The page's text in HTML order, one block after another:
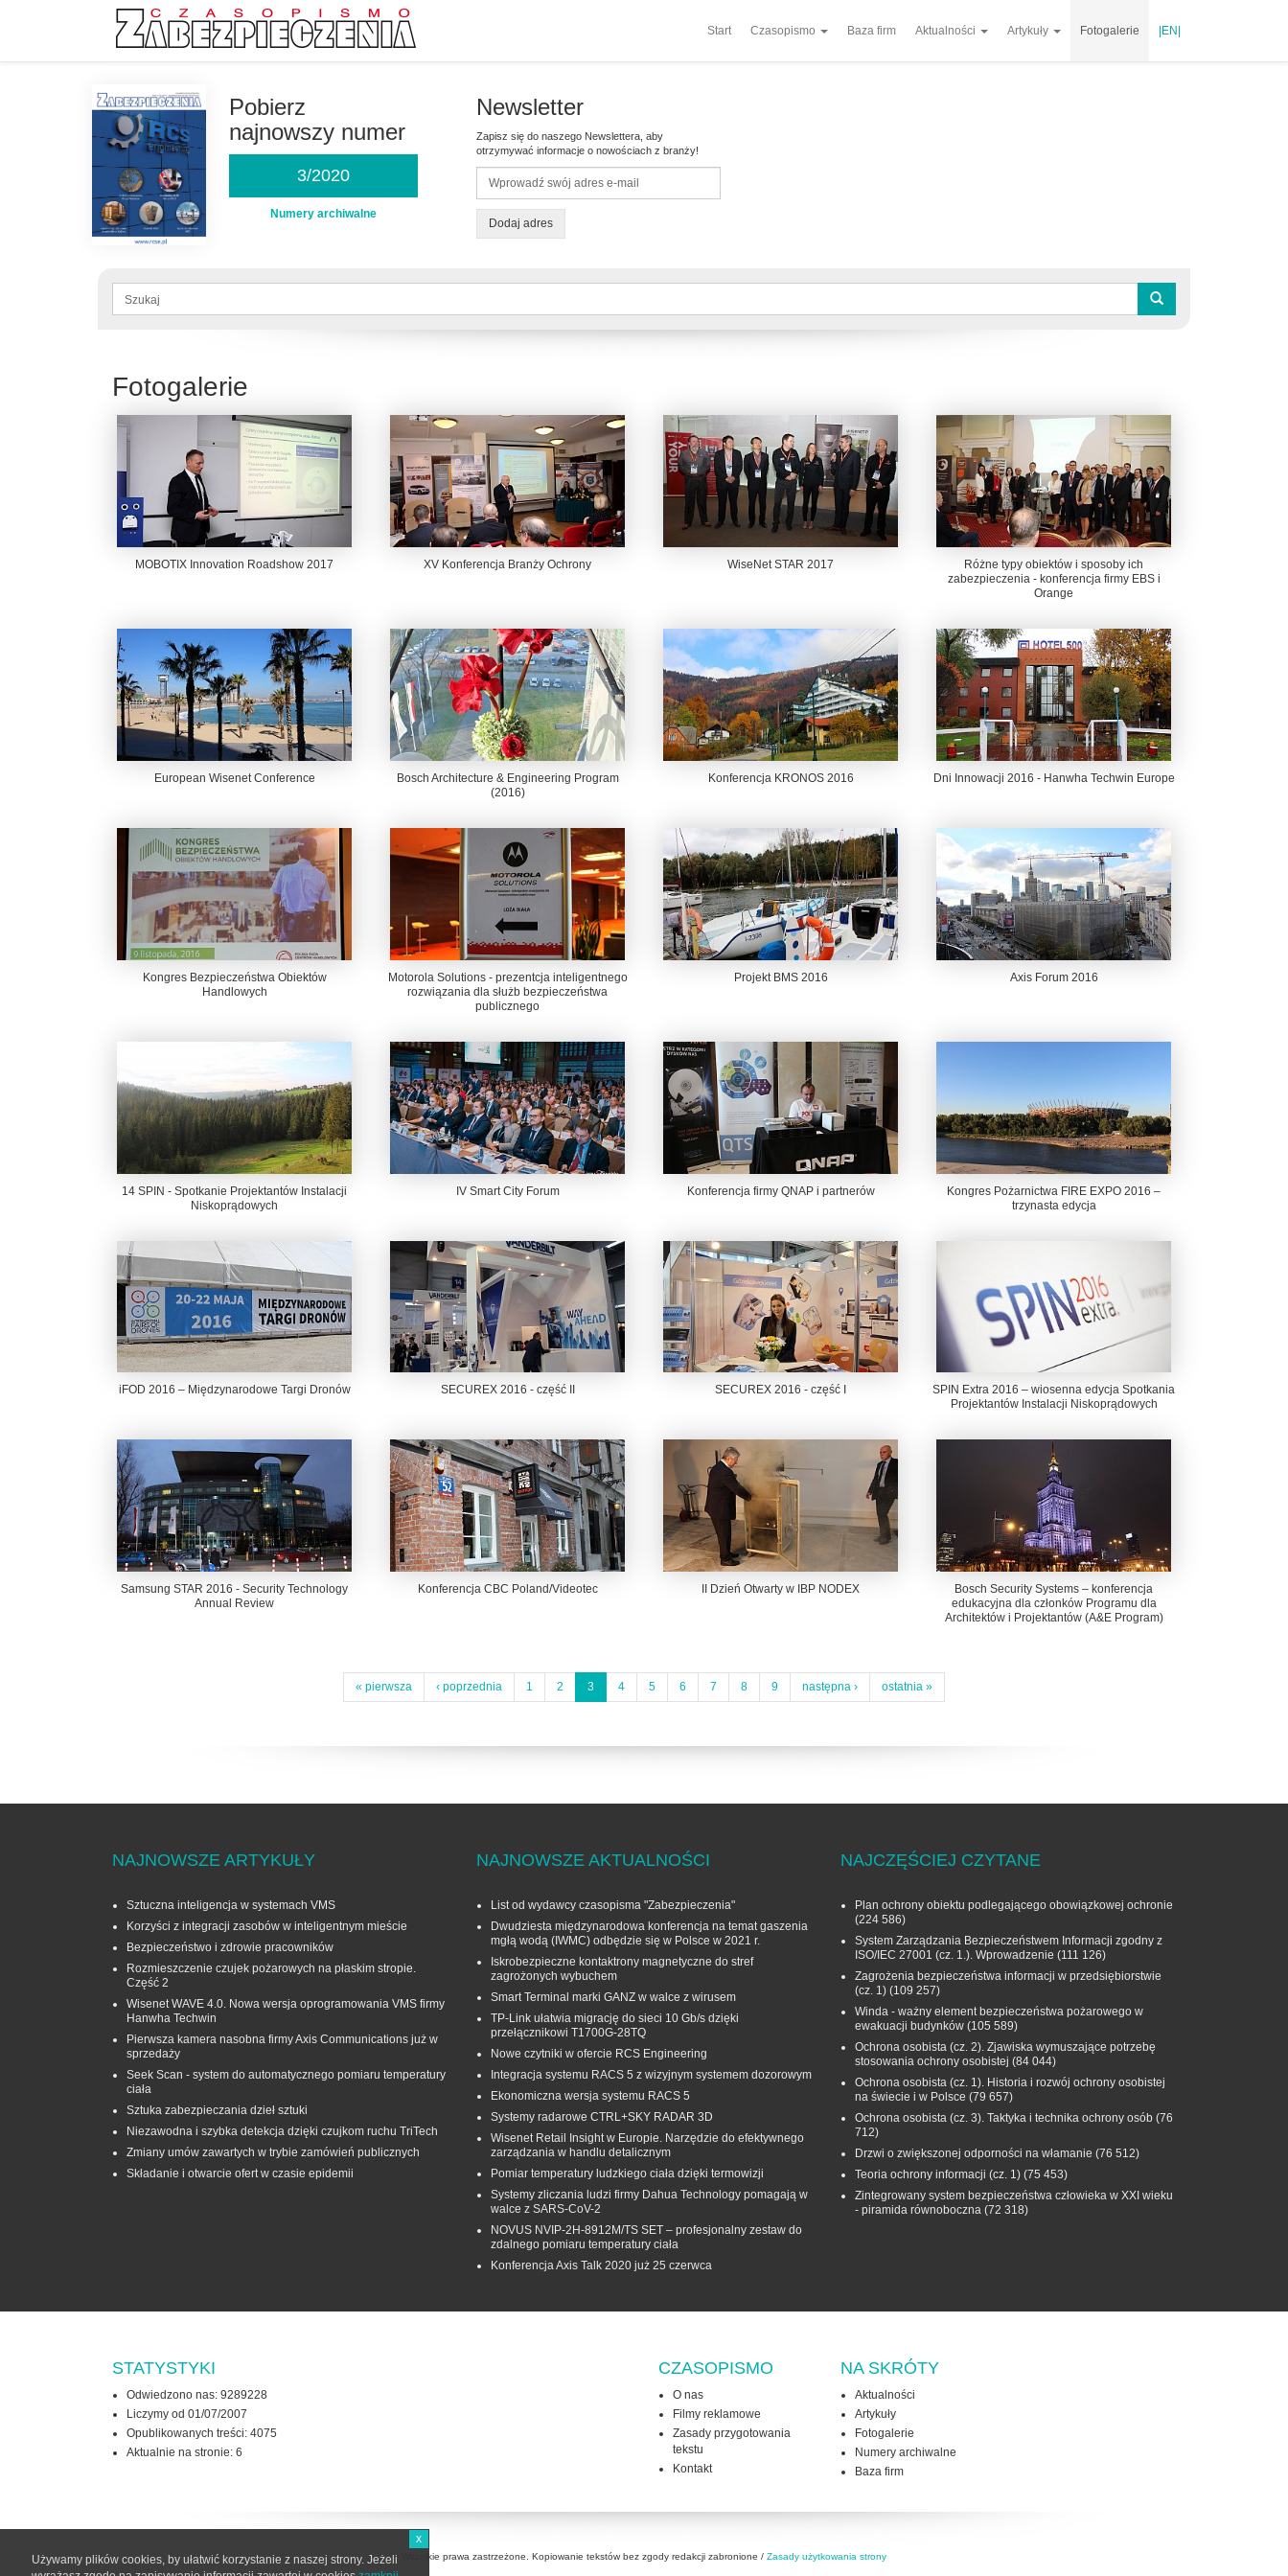
Start Czasopismo Baza firm Aktualności Artykuły Fotogalerie |EN|
Pobierz
najnowszy numer
3/2020
Numery archiwalne
Newsletter
Zapisz się do naszego Newslettera, aby
otrzymywać informacje o nowościach z branży!
Dodaj adres
Formularz
Fotogalerie
MOBOTIX Innovation Roadshow 2017 XV Konferencja Branży Ochrony WiseNet STAR 2017
Różne typy obiektów i sposoby ich
zabezpieczenia - konferencja firmy EBS i
Orange
European Wisenet Conference
Bosch Architecture & Engineering Program
(2016)
Konferencja KRONOS 2016 Dni Innowacji 2016 - Hanwha Techwin Europe
Kongres Bezpieczeństwa Obiektów
Handlowych
Motorola Solutions - prezentcja inteligentnego
rozwiązania dla służb bezpieczeństwa
publicznego
Projekt BMS 2016 Axis Forum 2016
14 SPIN - Spotkanie Projektantów Instalacji
Niskoprądowych
IV Smart City Forum Konferencja firmy QNAP i partnerów
Kongres Pożarnictwa FIRE EXPO 2016 –
trzynasta edycja
iFOD 2016 – Międzynarodowe Targi Dronów SECUREX 2016 - część II SECUREX 2016 - część I
SPIN Extra 2016 – wiosenna edycja Spotkania
Projektantów Instalacji Niskoprądowych
Samsung STAR 2016 - Security Technology
Annual Review
Konferencja CBC Poland/Videotec II Dzień Otwarty w IBP NODEX
Bosch Security Systems – konferencja
edukacyjna dla członków Programu dla
Architektów i Projektantów (A&E Program)
« pierwsza ‹ poprzednia 1 2 3 4 5 6 7 8 9 następna › ostatnia »
NAJNOWSZE ARTYKUŁY
Sztuczna inteligencja w systemach VMS
Korzyści z integracji zasobów w inteligentnym mieście
Bezpieczeństwo i zdrowie pracowników
Rozmieszczenie czujek pożarowych na płaskim stropie.
Część 2
Wisenet WAVE 4.0. Nowa wersja oprogramowania VMS firmy
Hanwha Techwin
Pierwsza kamera nasobna firmy Axis Communications już w
sprzedaży
Seek Scan - system do automatycznego pomiaru temperatury
ciała
Sztuka zabezpieczania dzieł sztuki
Niezawodna i szybka detekcja dzięki czujkom ruchu TriTech
Zmiany umów zawartych w trybie zamówień publicznych
Składanie i otwarcie ofert w czasie epidemii
NAJNOWSZE AKTUALNOŚCI
List od wydawcy czasopisma "Zabezpieczenia"
Dwudziesta międzynarodowa konferencja na temat gaszenia
mgłą wodą (IWMC) odbędzie się w Polsce w 2021 r.
Iskrobezpieczne kontaktrony magnetyczne do stref
zagrożonych wybuchem
Smart Terminal marki GANZ w walce z wirusem
TP-Link ułatwia migrację do sieci 10 Gb/s dzięki
przełącznikowi T1700G‑28TQ
Nowe czytniki w ofercie RCS Engineering
Integracja systemu RACS 5 z wizyjnym systemem dozorowym
Ekonomiczna wersja systemu RACS 5
Systemy radarowe CTRL+SKY RADAR 3D
Wisenet Retail Insight w Europie. Narzędzie do efektywnego
zarządzania w handlu detalicznym
Pomiar temperatury ludzkiego ciała dzięki termowizji
Systemy zliczania ludzi firmy Dahua Technology pomagają w
walce z SARS-CoV-2
NOVUS NVIP-2H-8912M/TS SET – profesjonalny zestaw do
zdalnego pomiaru temperatury ciała
Konferencja Axis Talk 2020 już 25 czerwca
NAJCZĘŚCIEJ CZYTANE
Plan ochrony obiektu podlegającego obowiązkowej ochronie
(224 586)
System Zarządzania Bezpieczeństwem Informacji zgodny z
ISO/IEC 27001 (cz. 1.). Wprowadzenie (111 126)
Zagrożenia bezpieczeństwa informacji w przedsiębiorstwie
(cz. 1) (109 257)
Winda - ważny element bezpieczeństwa pożarowego w
ewakuacji budynków (105 589)
Ochrona osobista (cz. 2). Zjawiska wymuszające potrzebę
stosowania ochrony osobistej (84 044)
Ochrona osobista (cz. 1). Historia i rozwój ochrony osobistej
na świecie i w Polsce (79 657)
Ochrona osobista (cz. 3). Taktyka i technika ochrony osób (76
712)
Drzwi o zwiększonej odporności na włamanie (76 512)
Teoria ochrony informacji (cz. 1) (75 453)
Zintegrowany system bezpieczeństwa człowieka w XXI wieku
- piramida równoboczna (72 318)
STATYSTYKI
Odwiedzono nas: 9289228
Liczymy od 01/07/2007
Opublikowanych treści: 4075
Aktualnie na stronie: 6
CZASOPISMO
O nas
Filmy reklamowe
Zasady przygotowania
tekstu
Kontakt
NA SKRÓTY
Aktualności
Artykuły
Fotogalerie
Numery archiwalne
Baza firm
Wszelkie prawa zastrzeżone. Kopiowanie tekstów bez zgody redakcji zabronione / Zasady użytkowania strony
x
Używamy plików cookies, by ułatwić korzystanie z naszej strony. Jeżeli